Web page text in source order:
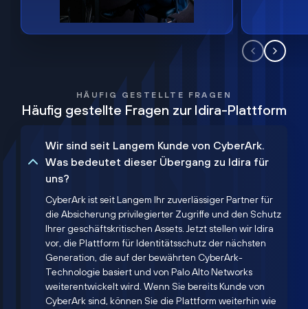
HÄUFIG GESTELLTE FRAGEN
Häufig gestellte Fragen zur Idira-Plattform
Wir sind seit Langem Kunde von CyberArk.
Was bedeutet dieser Übergang zu Idira für
uns?
CyberArk ist seit Langem Ihr zuverlässiger Partner für
die Absicherung privilegierter Zugriffe und den Schutz
Ihrer geschäftskritischen Assets. Jetzt stellen wir Idira
vor, die Plattform für Identitätsschutz der nächsten
Generation, die auf der bewährten CyberArk-
Technologie basiert und von Palo Alto Networks
weiterentwickelt wird. Wenn Sie bereits Kunde von
CyberArk sind, können Sie die Plattform weiterhin wie